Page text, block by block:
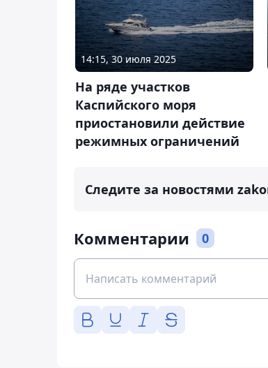
14:15, 30 июля 2025
На ряде участков
Каспийского моря
приостановили действие
режимных ограничений
Следите за новостями
Комментарии 0